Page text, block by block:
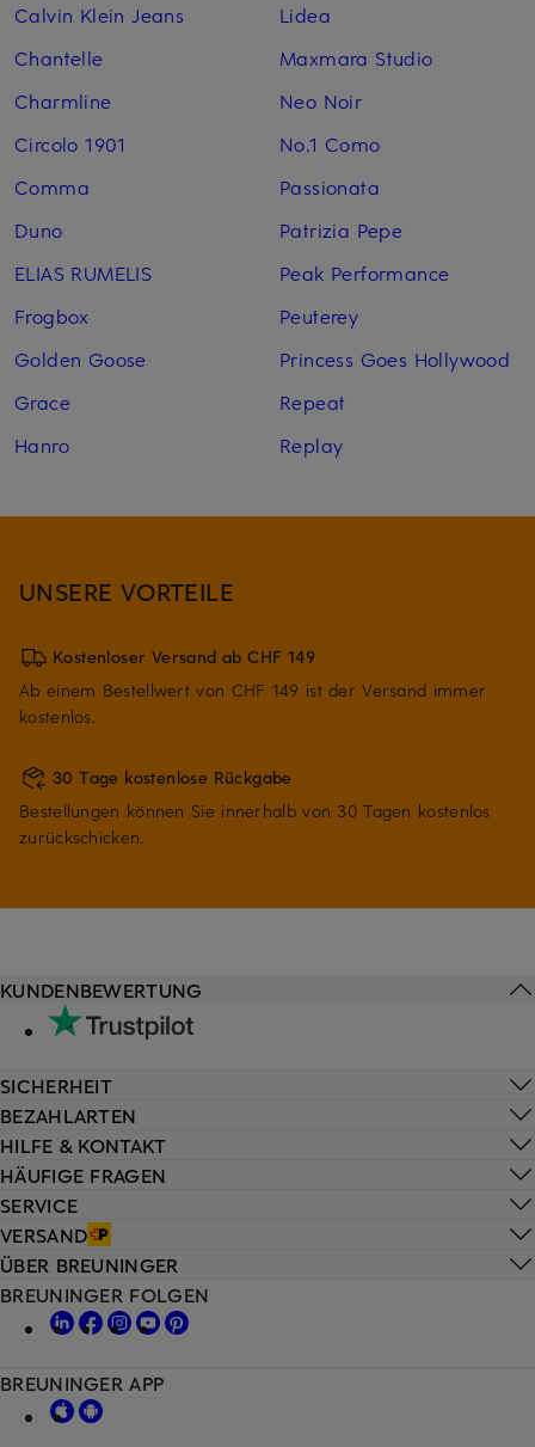
Calvin Klein Jeans
Chantelle
Charmline
Circolo 1901
Comma
Duno
ELIAS RUMELIS
Frogbox
Golden Goose
Grace
Hanro
Lidea
Maxmara Studio
Neo Noir
No.1 Como
Passionata
Patrizia Pepe
Peak Performance
Peuterey
Princess Goes Hollywood
Repeat
Replay
UNSERE VORTEILE
Kostenloser Versand ab CHF 149
Ab einem Bestellwert von CHF 149 ist der Versand immer
kostenlos.
30 Tage kostenlose Rückgabe
Bestellungen können Sie innerhalb von 30 Tagen kostenlos
zurückschicken.
HILFE & KONTAKT
HÄUFIGE FRAGEN
SERVICE
VERSAND
KUNDENBEWERTUNG
SICHERHEIT
BEZAHLARTEN
ÜBER BREUNINGER
BREUNINGER FOLGEN
BREUNINGER APP